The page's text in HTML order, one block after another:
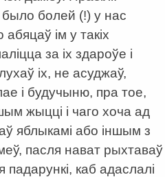
было болей (!) у нас
абяцаў ім у такіх
за іх здароўе і
іх, не асуджаў,
і будучыню, пра тое,
жыцці і чаго хоча ад
яблыкамі або іншым з
пасля нават рыхтаваў
падарункі, каб адаслалі